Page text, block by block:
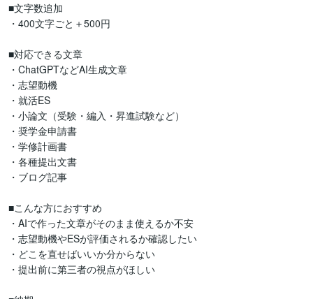
■文字数追加
・400文字ごと＋500円
■対応できる文章
・ChatGPTなどAI生成文章
・志望動機
・就活ES
・小論文（受験・編入・昇進試験など）
・奨学金申請書
・学修計画書
・各種提出文書
・ブログ記事
■こんな方におすすめ
・AIで作った文章がそのまま使えるか不安
・志望動機やESが評価されるか確認したい
・どこを直せばいいか分からない
・提出前に第三者の視点がほしい